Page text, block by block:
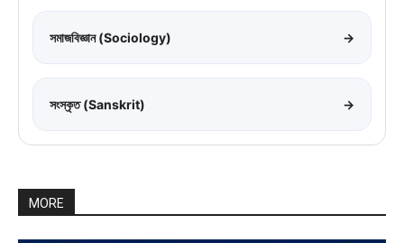
সমাজবিজ্ঞান (Sociology) →
সংস্কৃত (Sanskrit) →
MORE